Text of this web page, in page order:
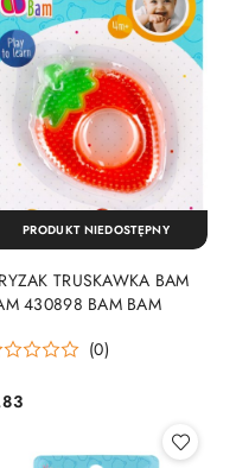
TRUSKAWKA BAM
430898 BAM BAM
(0)
PRODUKT NIEDOSTĘPNY